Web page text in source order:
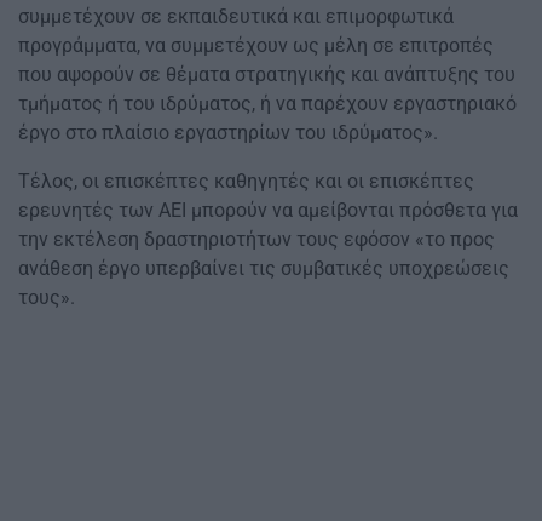
συμμετέχουν σε εκπαιδευτικά και επιμορφωτικά
προγράμματα, να συμμετέχουν ως μέλη σε επιτροπές
που αψορούν σε θέματα στρατηγικής και ανάπτυξης του
τμήματος ή του ιδρύματος, ή να παρέχουν εργαστηριακό
έργο στο πλαίσιο εργαστηρίων του ιδρύματος».
Τέλος, οι επισκέπτες καθηγητές και οι επισκέπτες
ερευνητές των ΑΕΙ μπορούν να αμείβονται πρόσθετα για
την εκτέλεση δραστηριοτήτων τους εφόσον «το προς
ανάθεση έργο υπερβαίνει τις συμβατικές υποχρεώσεις
τους».